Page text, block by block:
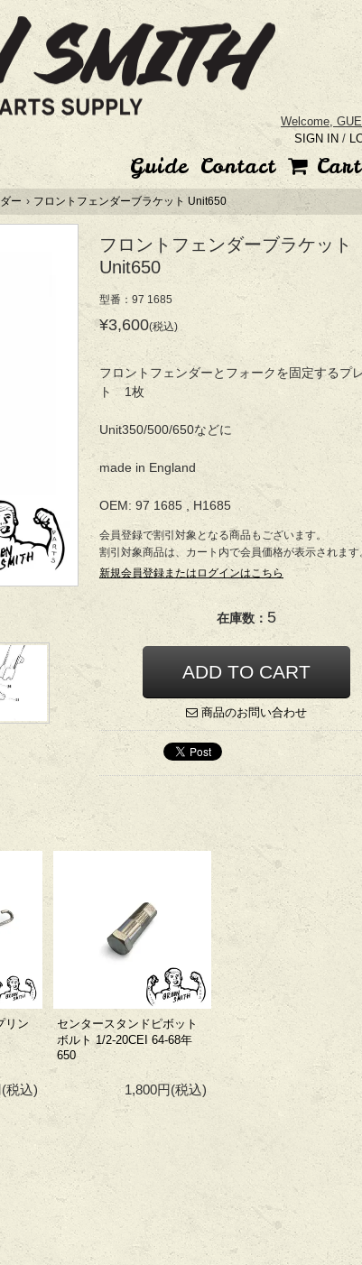
Welcome,
SIGN IN /
Guide Contact Cart
ー › フロントフェンダーブラケット Unit650
フロントフェンダーブラケット
Unit650
型番：97 1685
¥3,600(税込)
フロントフェンダーとフォークを固定するプ
ト 1枚
Unit350/500/650などに
made in England
OEM: 97 1685 , H1685
会員登録で割引対象となる商品もございます。
割引対象商品は、カート内で会員価格が表示されます
新規会員登録またはログインはこちら
在庫数： 5
商品のお問い合わせ
リン
(税込)
センタースタンドピボット
ボルト 1/2-20CEI 64-68年
650
1,800円(税込)